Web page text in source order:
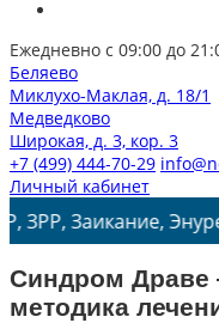
Ежедневно с 09:00 до
Беляево
Миклухо-Маклая, д. 18/1
Медведково
Широкая, д. 3, кор. 3
+7 (499) 444-70-29
Личный кабинет
Энурез.
Синдром Драве
методика